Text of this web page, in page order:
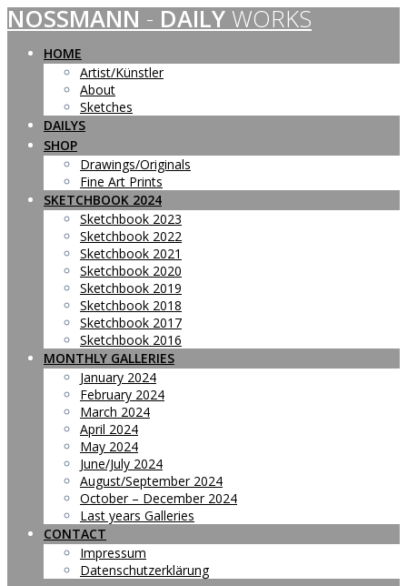
Skip
to
content
NOSSMANN - DAILY WORKS
HOME
Artist/Künstler
About
Sketches
DAILYS
SHOP
Drawings/Originals
Fine Art Prints
SKETCHBOOK 2024
Sketchbook 2023
Sketchbook 2022
Sketchbook 2021
Sketchbook 2020
Sketchbook 2019
Sketchbook 2018
Sketchbook 2017
Sketchbook 2016
MONTHLY GALLERIES
January 2024
February 2024
March 2024
April 2024
May 2024
June/July 2024
August/September 2024
October – December 2024
Last years Galleries
CONTACT
Impressum
Datenschutzerklärung